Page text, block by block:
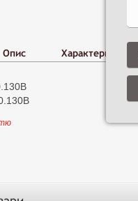
Опис Характеристики